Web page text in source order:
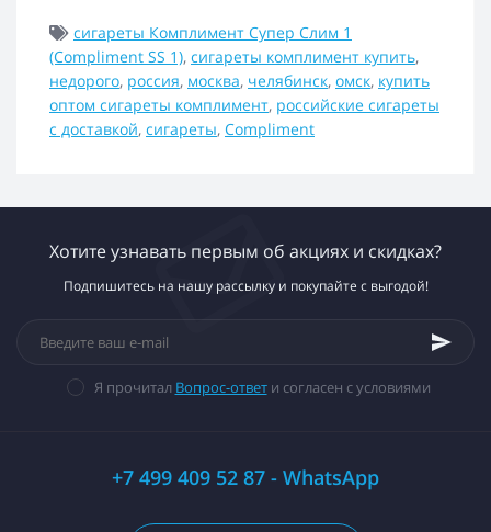
сигареты Комплимент Супер Слим 1
(Compliment SS 1), сигареты комплимент купить,
недорого, россия, москва, челябинск, омск, купить
оптом сигареты комплимент, российские сигареты
с доставкой, сигареты, Compliment
Хотите узнавать первым об акциях и скидках?
Подпишитесь на нашу рассылку и покупайте с выгодой!
Я прочитал Вопрос-ответи согласен с условиями
+7 499 409 52 87 - WhatsApp